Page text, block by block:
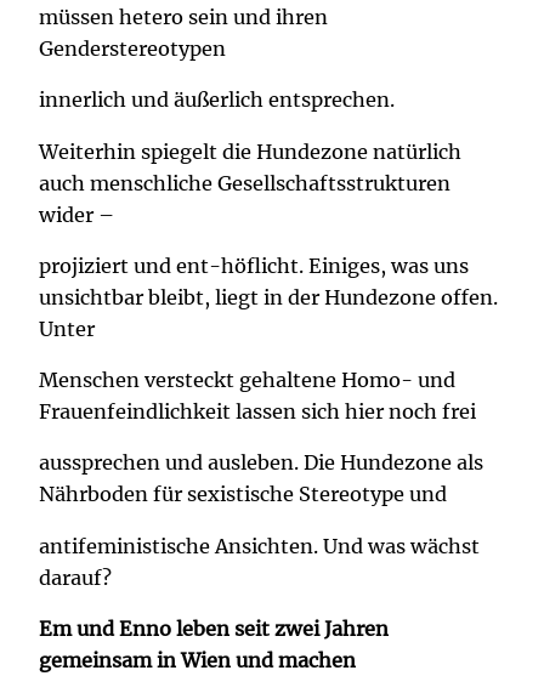
müssen hetero sein und ihren
Genderstereotypen
innerlich und äußerlich entsprechen.
Weiterhin spiegelt die Hundezone natürlich
auch menschliche Gesellschaftsstrukturen
wider –
projiziert und ent-höflicht. Einiges, was uns
unsichtbar bleibt, liegt in der Hundezone offen.
Unter
Menschen versteckt gehaltene Homo- und
Frauenfeindlichkeit lassen sich hier noch frei
aussprechen und ausleben. Die Hundezone als
Nährboden für sexistische Stereotype und
antifeministische Ansichten. Und was wächst
darauf?
Em und Enno leben seit zwei Jahren
gemeinsam in Wien und machen